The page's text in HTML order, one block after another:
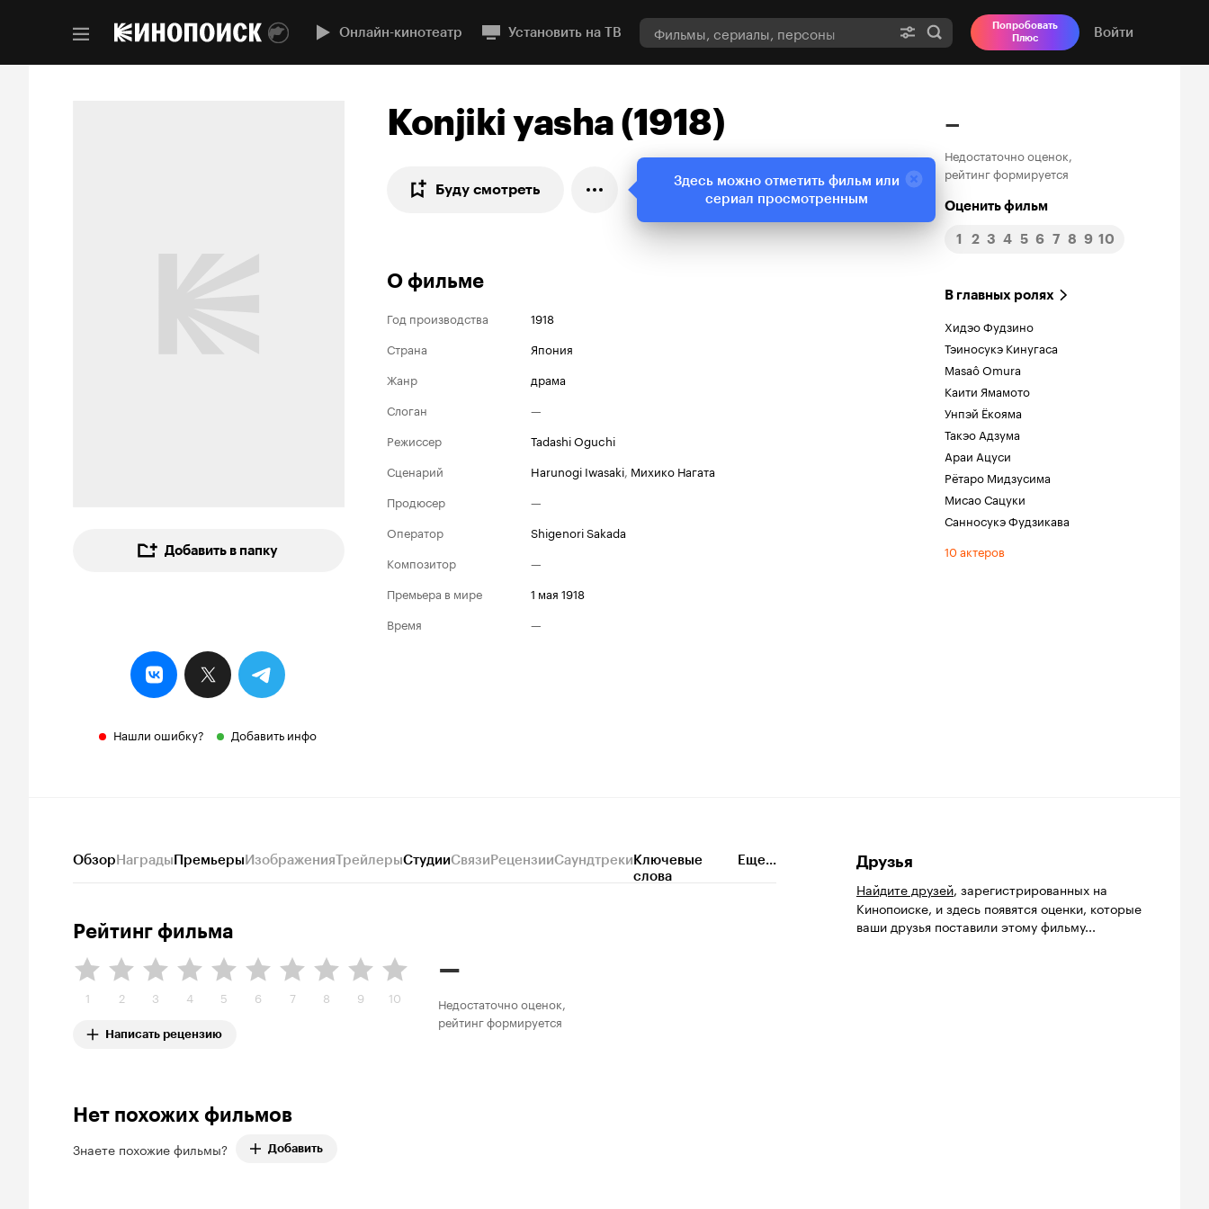
Онлайн-кинотеатр Установить на ТВ
Попробовать
Плюс
Войти
Добавить в папку
Нашли ошибку? Добавить инфо
Konjiki yasha (1918)
Буду смотреть
–
Недостаточно оценок,
рейтинг формируется
Оценить фильм
1 2 3 4 5 6 7 8 9 10
О фильме
Год производства
1918
Страна
Япония
Жанр
драма
Слоган
—
Режиссер
Tadashi Oguchi
Сценарий
Harunogi Iwasaki, Михико Нагата
Продюсер
—
Оператор
Shigenori Sakada
Композитор
—
Премьера в мире
1 мая 1918
Время
—
В главных ролях
Хидэо Фудзино
Тэиносукэ Кинугаса
Masaô Omura
Каити Ямамото
Унпэй Ёкояма
Такэо Адзума
Араи Ацуси
Рётаро Мидзусима
Мисао Сацуки
Санносукэ Фудзикава
10 актеров
ОбзорНаградыПремьерыИзображенияТрейлерыСтудииСвязиРецензииСаундтрекиКлючевые
слова
Еще...
Рейтинг фильма
1 2 3 4 5 6 7 8 9 10
Написать рецензию
–
Недостаточно оценок,
рейтинг формируется
Нет похожих фильмов
Знаете похожие фильмы? Добавить
Друзья
Найдите друзей, зарегистрированных на
Кинопоиске, и здесь появятся оценки, которые
ваши друзья поставили этому фильму...
Здесь можно отметить фильм или
сериал просмотренным